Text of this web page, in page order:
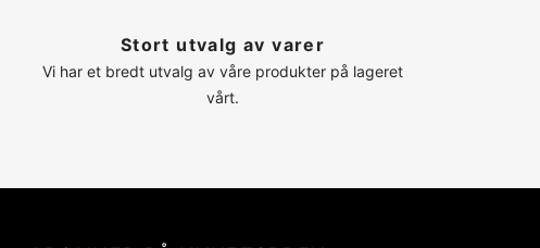
Stort utvalg av varer
Vi har et bredt utvalg av våre produkter på lageret
vårt.